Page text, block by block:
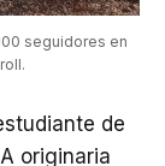
seguidores en
de
originaria